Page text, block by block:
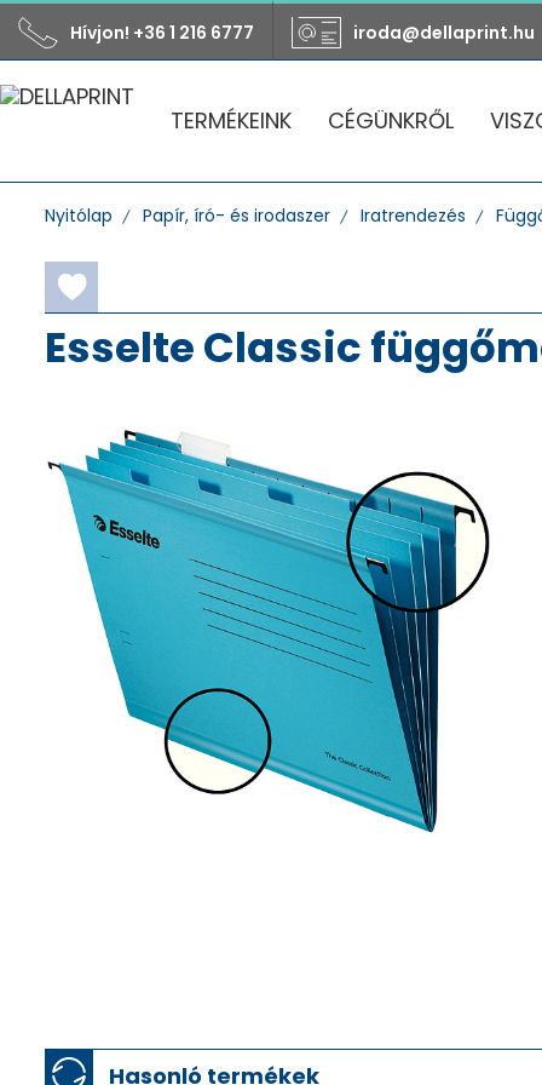
Hívjon! +36 1 216 6777 iroda@dellaprint.hu
TERMÉKEINK CÉGÜNKRŐL
Nyitólap Papír, író- és irodaszer Iratrendezés
Esselte Classic
Hasonló termékek